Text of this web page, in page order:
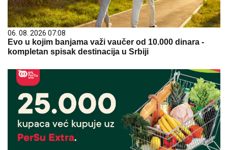
06. 08. 2026 07:08
Evo u kojim banjama važi vaučer od 10.000 dinara -
kompletan spisak destinacija u Srbiji